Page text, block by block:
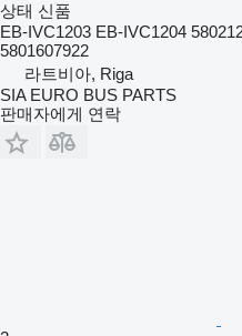
상태 신품
EB-IVC1203 EB-IVC1204
5801607922
라트비아, Riga
SIA EURO BUS PARTS
판매자에게 연락